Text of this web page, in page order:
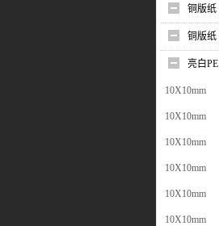
铜版纸
铜版纸
亮白PE
10X10mm
10X10mm
10X10mm
10X10mm
10X10mm
10X10mm